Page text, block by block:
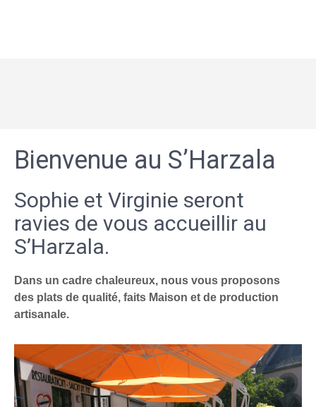
Bienvenue au S’Harzala
Sophie et Virginie seront
ravies de vous accueillir au
S’Harzala.
Dans un cadre chaleureux, nous vous proposons
des plats de qualité, faits Maison et de production
artisanale.